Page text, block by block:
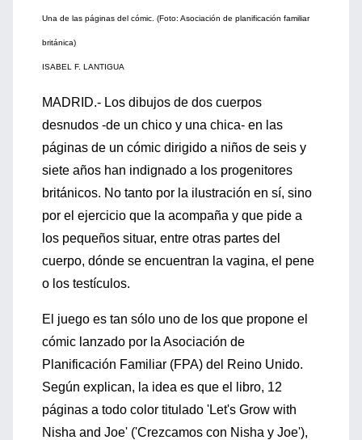
Una de las páginas del cómic. (Foto: Asociación de planificación familiar
británica)
ISABEL F. LANTIGUA
MADRID.- Los dibujos de dos cuerpos
desnudos -de un chico y una chica- en las
páginas de un cómic dirigido a niños de seis y
siete años han indignado a los progenitores
británicos. No tanto por la ilustración en sí, sino
por el ejercicio que la acompaña y que pide a
los pequeños situar, entre otras partes del
cuerpo, dónde se encuentran la vagina, el pene
o los testículos.
El juego es tan sólo uno de los que propone el
cómic lanzado por la Asociación de
Planificación Familiar (FPA) del Reino Unido.
Según explican, la idea es que el libro, 12
páginas a todo color titulado 'Let's Grow with
Nisha and Joe' ('Crezcamos con Nisha y Joe'),